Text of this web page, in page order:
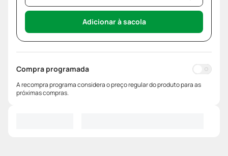
Adicionar à sacola
Compra programada
A recompra programa considera o preço regular do produto para as
próximas compras.